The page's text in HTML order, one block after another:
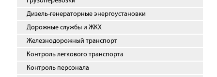
Дизель-генераторные энергоустановки
Дорожные службы и ЖКХ
Железнодорожный транспорт
Контроль легкового транспорта
Контроль персонала